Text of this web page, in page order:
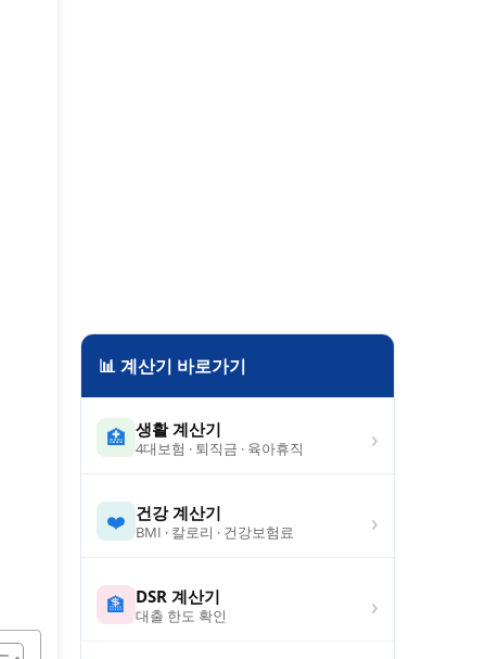
📊 계산기 바로가기
🏥 생활 계산기
4대보험 · 퇴직금 · 육아휴직 ›
❤️ 건강 계산기
BMI · 칼로리 · 건강보험료 ›
🏦 DSR 계산기
대출 한도 확인 ›